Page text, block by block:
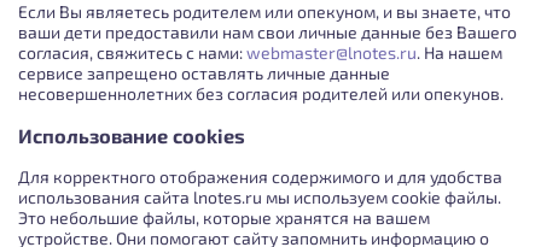
Если Вы являетесь родителем или опекуном, и вы знаете, что
ваши дети предоставили нам свои личные данные без Вашего
согласия, свяжитесь с нами:webmaster@lnotes.ru. На нашем
сервисе запрещено оставлять личные данные
несовершеннолетних без согласия родителей или опекунов.
Использование cookies
Для корректного отображения содержимого и для удобства
использования сайта lnotes.ru мы используем cookie файлы.
Это небольшие файлы, которые хранятся на вашем
устройстве. Они помогают сайту запомнить информацию о